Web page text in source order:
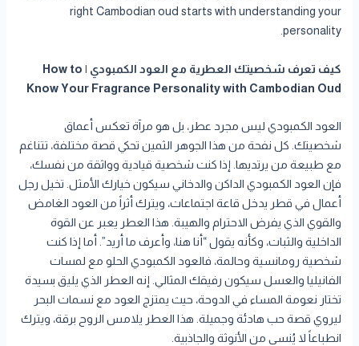
right Cambodian oud starts with understanding your
personality.
كيف تعرف شخصيتك العطرية مع العود الكمبودي | How to
Know Your Fragrance Personality with Cambodian Oud
العود الكمبودي ليس مجرد عطر، بل هو مرآة تعكس أعماق
شخصيتك. كل نفحة من هذا الجوهر الثمين تحكي قصة مختلفة، تتناغم
مع طبيعة من يرتديها. إذا كنت شخصية قيادية وواثقة من نفسك،
فإن العود الكمبودي الداكن والدخاني سيكون خيارك الأمثل. تخيل رجل
أعمال في قطر يدخل قاعة اجتماعات، ويترك أثراً من العود الغامض
والقوي الذي يفرض الاحترام والهيبة. هذا العطر يعبر عن القوة
الداخلية والثبات، وكأنه يقول “أنا هنا، وأعرف ما أريد”. أما إذا كنت
شخصية رومانسية وحالمة، فالعود الكمبودي الحلو مع لمسات
الفانيليا والعسل سيكون رفيقك المثالي. إنه العطر الذي يليق بسيدة
تختار نعومة المساء في الدوحة، حيث يمتزج العود مع نسمات البحر
ليروي قصة حب هادئة وجميلة. هذا العطر يلامس الروح برقة، ويترك
انطباعاً لا يُنسى من الأنوثة والجاذبية.